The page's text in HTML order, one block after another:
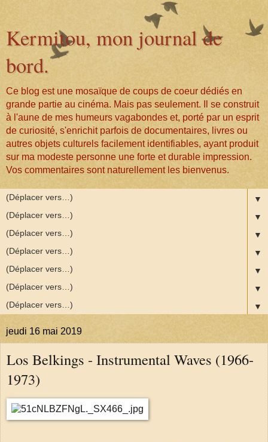
Kermitou, mon journal de
bord.
Ce blog est une mosaïque de coups de coeur dédiés en
grande partie au cinéma. Mais pas seulement. Il se construit
à l'aune de mes humeurs vagabondes et, porté par un esprit
de curiosité, s'enrichit parfois de documentaires, livres ou
autres objets culturels facilement identifiables, ayant produit
sur ma modeste personne une forte et durable impression.
Vos commentaires sont naturellement les bienvenus.
▼
▼
▼
▼
▼
▼
▼
jeudi 16 mai 2019
Los Belkings - Instrumental Waves (1966-
1973)